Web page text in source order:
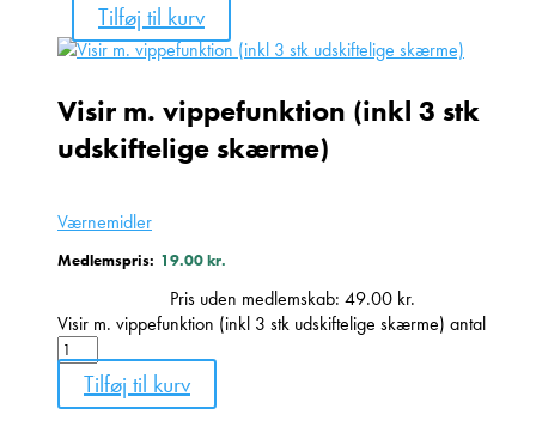
Tilføj til kurv
Værnemidler
Visir m. vippefunktion (inkl 3 stk
udskiftelige skærme)
Medlemspris: 19.00kr.
Pris uden medlemskab: 49.00 kr.
Visir m. vippefunktion (inkl 3 stk udskiftelige skærme) antal
Tilføj til kurv